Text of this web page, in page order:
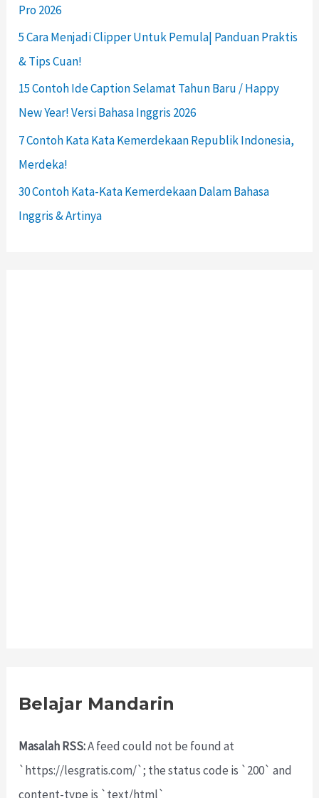
Pro 2026
5 Cara Menjadi Clipper Untuk Pemula| Panduan Praktis
& Tips Cuan!
15 Contoh Ide Caption Selamat Tahun Baru / Happy
New Year! Versi Bahasa Inggris 2026
7 Contoh Kata Kata Kemerdekaan Republik Indonesia,
Merdeka!
30 Contoh Kata-Kata Kemerdekaan Dalam Bahasa
Inggris & Artinya
Belajar Mandarin
Masalah RSS:A feed could not be found at
`https://lesgratis.com/`; the status code is `200` and
content-type is `text/html`